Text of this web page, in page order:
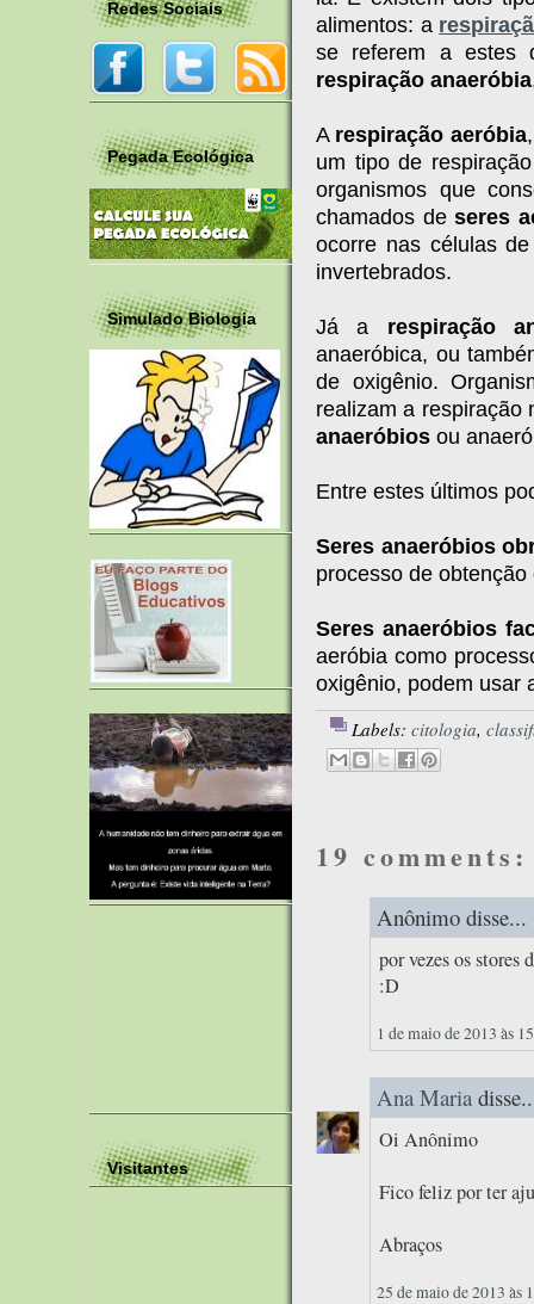
Redes Sociais
Pegada Ecológica
Simulado Biologia
Visitantes
alimentos: a
se referem a estes
respiração anaeróbia
A respiração aeróbia
um tipo de
organismos que
chamados deseres
ocorre nas células
invertebrados.
Já a respiração
anaeróbica, ou
de oxigênio.
realizam a respiração
anaeróbios ou
Entre estes últimos
Seres anaeróbios
processo de
Seres anaeróbios
aeróbia como
oxigênio, podem usar
Labels: citologia,
19 comments:
Anônimo disse...
por vezes os stores
:D
1 de maio de 2013 às
Ana Maria
Oi Anônimo
Fico feliz por ter
Abraços
25 de maio de 2013 às